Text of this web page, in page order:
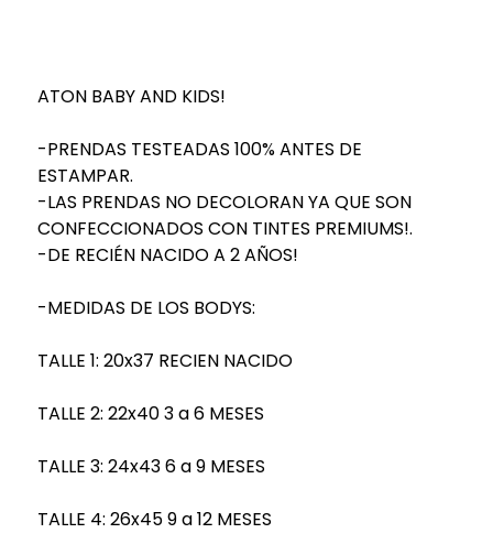
ATON BABY AND KIDS!
-PRENDAS TESTEADAS 100% ANTES DE
ESTAMPAR.
-LAS PRENDAS NO DECOLORAN YA QUE SON
CONFECCIONADOS CON TINTES PREMIUMS!.
-DE RECIÉN NACIDO A 2 AÑOS!
-MEDIDAS DE LOS BODYS:
TALLE 1: 20x37 RECIEN NACIDO
TALLE 2: 22x40 3 a 6 MESES
TALLE 3: 24x43 6 a 9 MESES
TALLE 4: 26x45 9 a 12 MESES